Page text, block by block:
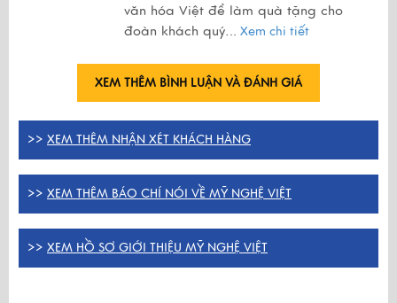
văn hóa Việt để làm quà tặng cho
đoàn khách quý. .. Xem chi tiết
XEM THÊM BÌNH LUẬN VÀ ĐÁNH GIÁ
>> XEM THÊM NHẬN XÉT KHÁCH HÀNG
>> XEM THÊM BÁO CHÍ NÓI VỀ MỸ NGHỆ VIỆT
>> XEM HỒ SƠ GIỚI THIỆU MỸ NGHỆ VIỆT